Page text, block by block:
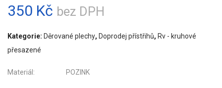
350 Kč bez DPH
Kategorie: Děrované plechy, Doprodej přístřihů, Rv - kruhové
přesazené
Materiál: POZINK